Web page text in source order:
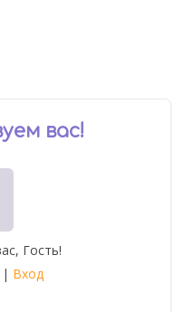
вас!
, Гость!
| Вход